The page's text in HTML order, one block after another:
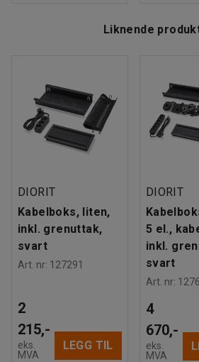
Liknende
DIORIT
Kabelboks, liten,
inkl. grenuttak,
svart
Art. nr: 127291
2
215,-
eks.
MVA
LEGG TIL
DIORIT
5 el.,
inkl.
svart
Art. nr:
4
670,-
eks.
MVA